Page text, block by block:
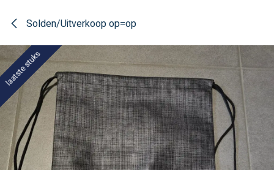
Solden/Uitverkoop op=op
laatste stuks
laatste stuks